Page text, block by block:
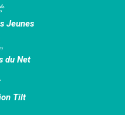
Jeunes
du Net
Tilt